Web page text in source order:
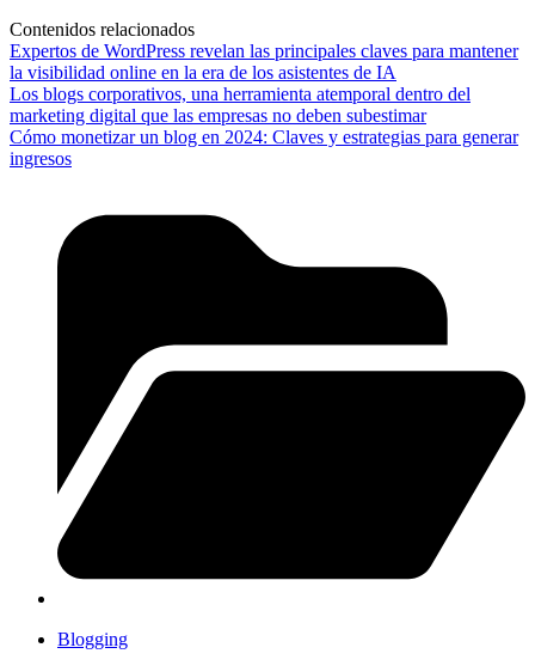
Contenidos relacionados
Expertos de WordPress revelan las principales claves para mantener
la visibilidad online en la era de los asistentes de IA
Los blogs corporativos, una herramienta atemporal dentro del
marketing digital que las empresas no deben subestimar
Cómo monetizar un blog en 2024: Claves y estrategias para generar
ingresos
Blogging